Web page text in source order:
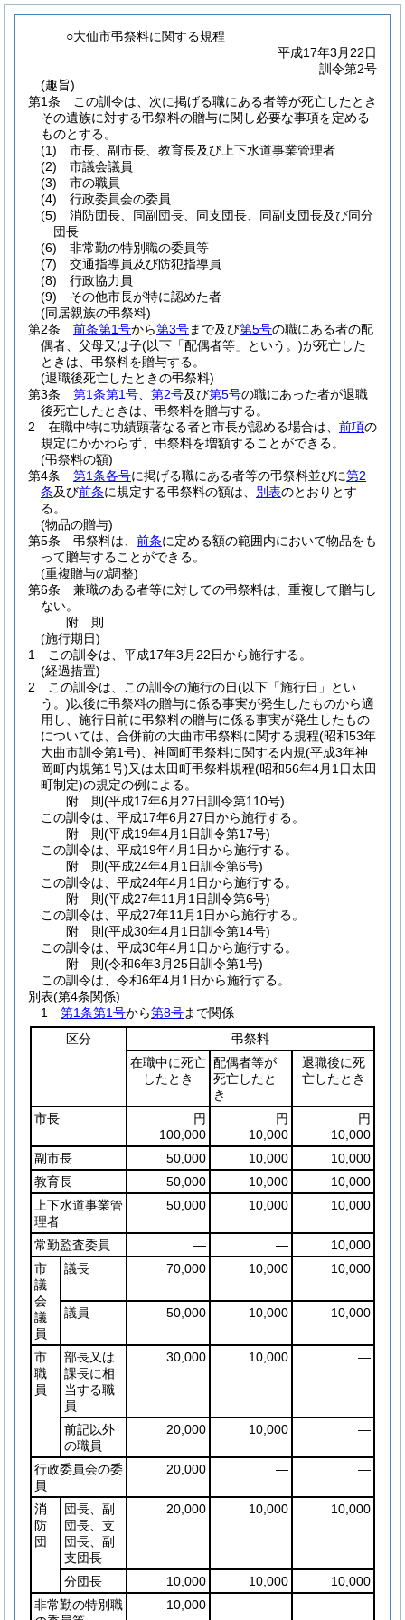
○大仙市弔祭料に関する規程
平成17年3月22日
訓令第2号
(趣旨)
第1条
この訓令は、次に掲げる職にある者等が死亡したとき
その遺族に対する弔祭料の贈与に関し必要な事項を定める
ものとする。
(1)
市長、副市長、教育長及び上下水道事業管理者
(2)
市議会議員
(3)
市の職員
(4)
行政委員会の委員
(5)
消防団長、同副団長、同支団長、同副支団長及び同分
団長
(6)
非常勤の特別職の委員等
(7)
交通指導員及び防犯指導員
(8)
行政協力員
(9)
その他市長が特に認めた者
(同居親族の弔祭料)
第2条
前条第1号から第3号まで及び第5号の職にある者の配
偶者、父母又は子(以下「配偶者等」という。)が死亡した
ときは、弔祭料を贈与する。
(退職後死亡したときの弔祭料)
第3条
第1条第1号 第2号及び第5号の職にあった者が退職
後死亡したときは、弔祭料を贈与する。
2
在職中特に功績顕著なる者と市長が認める場合は、 前項の
規定にかかわらず、弔祭料を増額することができる。
(弔祭料の額)
第4条
第1条各号に掲げる職にある者等の弔祭料並びに第2
条及び前条に規定する弔祭料の額は、 別表のとおりとす
る。
(物品の贈与)
第5条
弔祭料は、 前条に定める額の範囲内において物品をも
って贈与することができる。
(重複贈与の調整)
第6条
兼職のある者等に対しての弔祭料は、重複して贈与し
ない。
附 則
(施行期日)
1
この訓令は、平成17年3月22日から施行する。
(経過措置)
2
この訓令は、この訓令の施行の日(以下「施行日」とい
う。)以後に弔祭料の贈与に係る事実が発生したものから適
用し、施行日前に弔祭料の贈与に係る事実が発生したもの
については、合併前の大曲市弔祭料に関する規程(昭和53年
大曲市訓令第1号) 、神岡町弔祭料に関する内規(平成3年神
岡町内規第1号)又は太田町弔祭料規程(昭和56年4月1日太田
町制定)の規定の例による。
附 則(平成17年6月27日訓令第110号)
この訓令は、平成17年6月27日から施行する。
附 則(平成19年4月1日訓令第17号)
この訓令は、平成19年4月1日から施行する。
附 則(平成24年4月1日訓令第6号)
この訓令は、平成24年4月1日から施行する。
附 則(平成27年11月1日訓令第6号)
この訓令は、平成27年11月1日から施行する。
附 則(平成30年4月1日訓令第14号)
この訓令は、平成30年4月1日から施行する。
附 則(令和6年3月25日訓令第1号)
この訓令は、令和6年4月1日から施行する。
別表(第4条関係)
1 第1条第1号から第8号まで関係
区分
弔祭料
在職中に死亡
したとき
配偶者等が
死亡したと
き
退職後に死
亡したとき
市長
円
100,000
円
10,000
円
10,000
副市長
50,000 10,000
10,000
教育長
50,000 10,000
10,000
上下水道事業管
理者
50,000 10,000 10,000
常勤監査委員 ― ―
10,000
市
議
会
議
員
議長 70,000 10,000 10,000
議員 50,000 10,000 10,000
市
職
員
部長又は
課長に相
当する職
員
30,000 10,000 ―
前記以外
の職員
20,000 10,000 ―
行政委員会の委
員
20,000 ― ―
消
防
団
団長、副
団長、支
団長、副
支団長
20,000 10,000 10,000
分団長 10,000 10,000
10,000
非常勤の特別職
10,000 ― ―